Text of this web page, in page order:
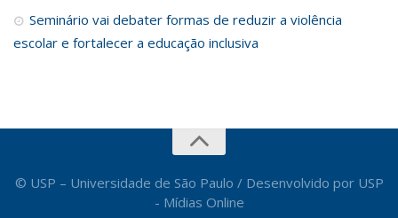
Seminário vai debater formas de reduzir a violência
escolar e fortalecer a educação inclusiva
© USP – Universidade de São Paulo / Desenvolvido por USP
- Mídias Online